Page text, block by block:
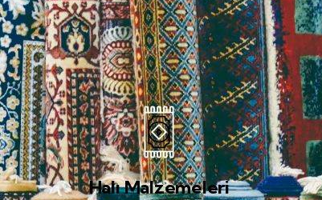
Halı Malzemeleri